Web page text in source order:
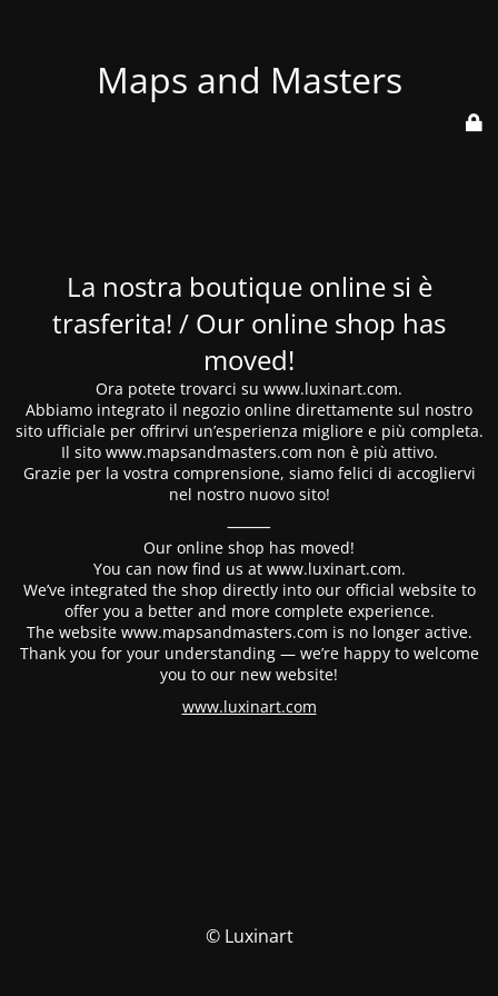
Maps and Masters
La nostra boutique online si è
trasferita! / Our online shop has
moved!
Ora potete trovarci su www.luxinart.com.
Abbiamo integrato il negozio online direttamente sul nostro
sito ufficiale per offrirvi un’esperienza migliore e più completa.
Il sito www.mapsandmasters.com non è più attivo.
Grazie per la vostra comprensione, siamo felici di accogliervi
nel nostro nuovo sito!
⸻
Our online shop has moved!
You can now find us at www.luxinart.com.
We’ve integrated the shop directly into our official website to
offer you a better and more complete experience.
The website www.mapsandmasters.com is no longer active.
Thank you for your understanding — we’re happy to welcome
you to our new website!
www.luxinart.com
© Luxinart